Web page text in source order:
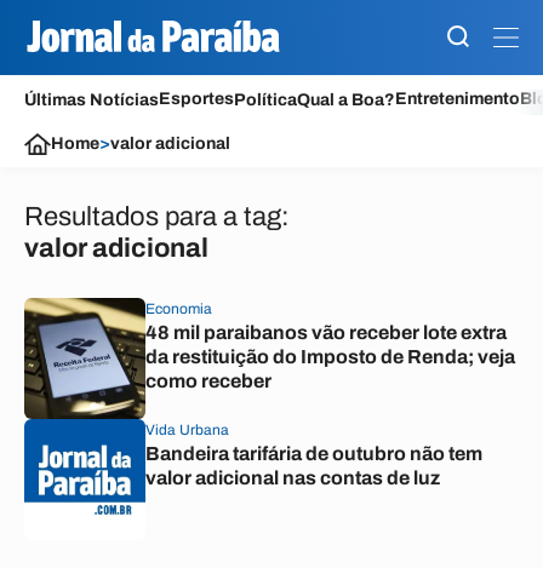
Últimas NotíciasEsportesPolíticaQual a Boa?Entretenimento
Home>valor adicional
Resultados para a tag:
valor adicional
Economia
48 mil paraibanos vão receber lote extra
da restituição do Imposto de Renda; veja
como receber
Vida Urbana
Bandeira tarifária de outubro não tem
valor adicional nas contas de luz